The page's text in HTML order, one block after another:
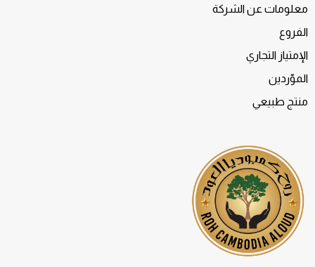
معلومات عن الشركة
الفروع
الإمتياز التجاري
الموّردين
منتج طبيعي